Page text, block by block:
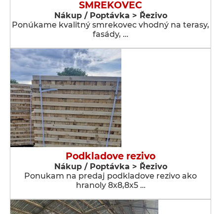
SMREKOVEC
Nákup / Poptávka > Řezivo
Ponúkame kvalitný smrekovec vhodný na terasy,
fasády, …
Podkladove rezivo
Nákup / Poptávka > Řezivo
Ponukam na predaj podkladove rezivo ako
hranoly 8x8,8x5 …